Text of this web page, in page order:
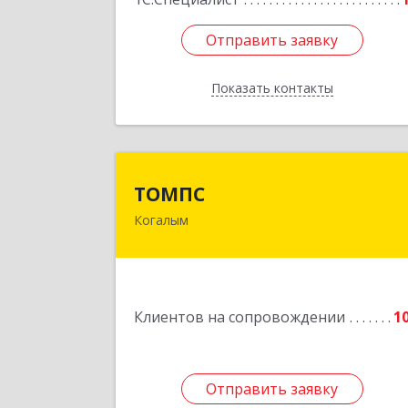
Отправить заявку
Показать контакты
Отправить заявку
Назад
ТОМПС
Когалым
Клиентов на сопровождении
Отправить заявку
Отправить заявку